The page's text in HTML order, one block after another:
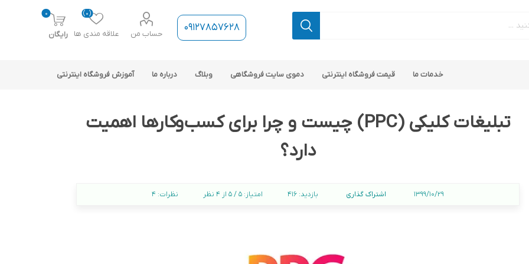
09127857628 حساب من علاقه مندی ها
(0)
0
رایگان
پلاگین های کاربردی پلاگین های SEO ناپ کامرس
ارتباط فروشگاه با نرم افزار
حسابداری
قالب های رایگان ناپ کامرس
خدمات ما قیمت فروشگاه اینترنتی دموی سایت فروشگاهی وبلاگ درباره ما آموزش فروشگاه اینترنتی
تبلیغات کلیکی (PPC) چیست و چرا برای کسب‌وکارها اهمیت
دارد؟
1399/10/29 اشتراک گذاری بازدید: 416 امتیاز: 5 / 5 از 4 نظر نظرات: 4